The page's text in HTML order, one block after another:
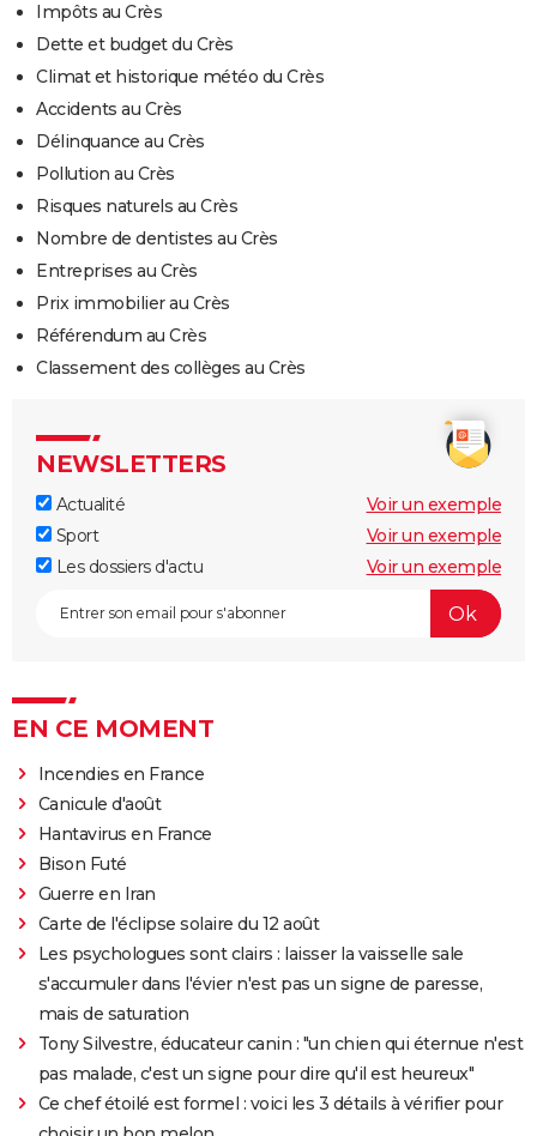
Impôts au Crès
Dette et budget du Crès
Climat et historique météo du Crès
Accidents au Crès
Délinquance au Crès
Pollution au Crès
Risques naturels au Crès
Nombre de dentistes au Crès
Entreprises au Crès
Prix immobilier au Crès
Référendum au Crès
Classement des collèges au Crès
NEWSLETTERS
Actualité
Voir un exemple
Sport
Voir un exemple
Les dossiers d'actu
Voir un exemple
EN CE MOMENT
Incendies en France
Canicule d'août
Hantavirus en France
Bison Futé
Guerre en Iran
Carte de l'éclipse solaire du 12 août
Les psychologues sont clairs : laisser la vaisselle sale
s'accumuler dans l'évier n'est pas un signe de paresse,
mais de saturation
Tony Silvestre, éducateur canin : "un chien qui éternue n'est
pas malade, c'est un signe pour dire qu'il est heureux"
Ce chef étoilé est formel : voici les 3 détails à vérifier pour